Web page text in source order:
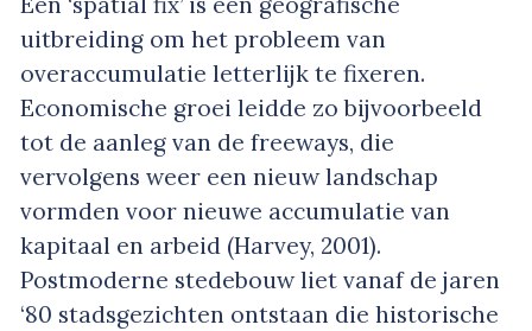
uitbreiding om het probleem van
overaccumulatie letterlijk te fixeren.
Economische groei leidde zo bijvoorbeeld
tot de aanleg van de freeways, die
vervolgens weer een nieuw landschap
vormden voor nieuwe accumulatie van
kapitaal en arbeid (Harvey, 2001).
Postmoderne stedebouw liet vanaf de jaren
‘80 stadsgezichten ontstaan die historische